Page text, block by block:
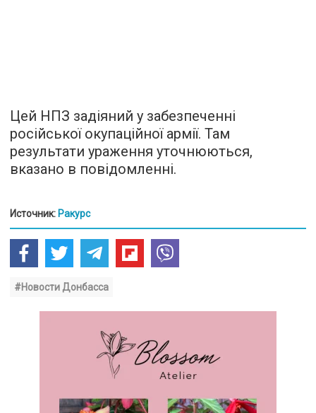
Цей НПЗ задіяний у забезпеченні
російської окупаційної армії. Там
результати ураження уточнюються,
вказано в повідомленні.
Источник: Ракурс
#Новости Донбасса